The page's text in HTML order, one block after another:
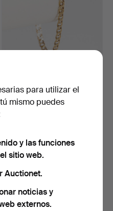
oro de 18k.
Subastado 9 may 2026
23 pujas
para utilizar el
mismo puedes
y las funciones
sitio web.
Auctionet.
noticias y
externos.